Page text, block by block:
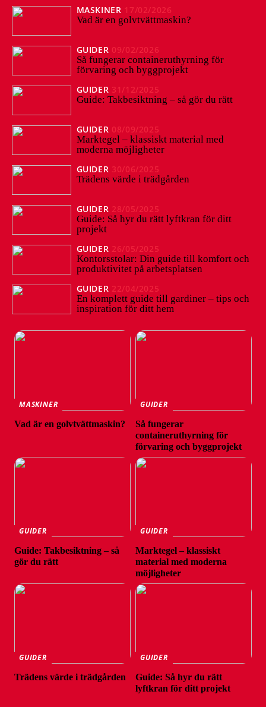
MASKINER 17/02/2026
Vad är en golvtvättmaskin?
GUIDER 09/02/2026
Så fungerar containeruthyrning för
förvaring och byggprojekt
GUIDER 31/12/2025
Guide: Takbesiktning – så gör du rätt
GUIDER 08/09/2025
Marktegel – klassiskt material med
moderna möjligheter
GUIDER 30/06/2025
Trädens värde i trädgården
GUIDER 28/05/2025
Guide: Så hyr du rätt lyftkran för ditt
projekt
GUIDER 26/05/2025
Kontorsstolar: Din guide till komfort och
produktivitet på arbetsplatsen
GUIDER 22/04/2025
En komplett guide till gardiner – tips och
inspiration för ditt hem
MASKINER
Vad är en golvtvättmaskin?
GUIDER
Så fungerar
containeruthyrning för
förvaring och byggprojekt
GUIDER
Guide: Takbesiktning – så
gör du rätt
GUIDER
Marktegel – klassiskt
material med moderna
möjligheter
GUIDER
Trädens värde i trädgården
GUIDER
Guide: Så hyr du rätt
lyftkran för ditt projekt